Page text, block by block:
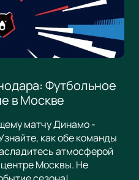
Футбольное
в Москве
матчу Динамо -
как обе команды
атмосферой
Москвы. Не